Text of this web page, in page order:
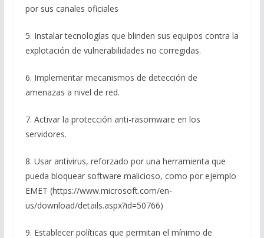
por sus canales oficiales
5. Instalar tecnologías que blinden sus equipos contra la
explotación de vulnerabilidades no corregidas.
6. Implementar mecanismos de detección de
amenazas a nivel de red.
7. Activar la protección anti-rasomware en los
servidores.
8. Usar antivirus, reforzado por una herramienta que
pueda bloquear software malicioso, como por ejemplo
EMET (https://www.microsoft.com/en-
us/download/details.aspx?id=50766)
9. Establecer políticas que permitan el mínimo de